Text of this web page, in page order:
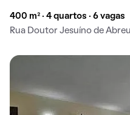
400 m² · 4 quartos · 6 vagas
Rua Doutor Jesuíno de